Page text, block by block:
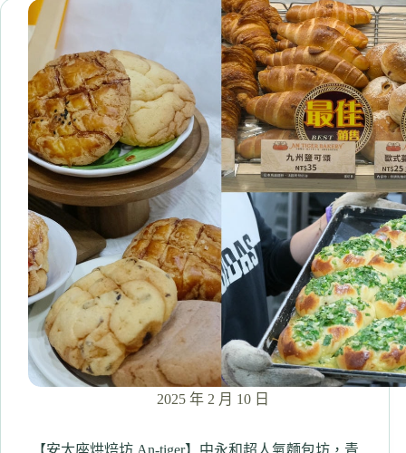
麻
辣
鴛
鴦
鍋
到
飽
499
起
享
自
吧
海
鮮、
六
肉
2025 年 2 月 10 日
【安太座烘焙坊 An-tiger】中永和超人氣麵包坊，青